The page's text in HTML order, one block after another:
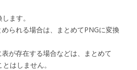
ます。
られる場合は、まとめてPNGに変換
が存在する場合などは、まとめて
はしません。